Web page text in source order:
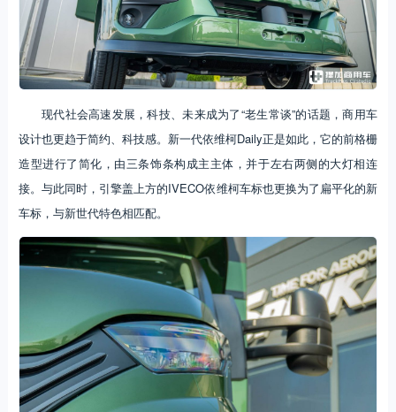
现代社会高速发展，科技、未来成为了“老生常谈”的话题，商用车
设计也更趋于简约、科技感。新一代依维柯Daily正是如此，它的前格栅
造型进行了简化，由三条饰条构成主主体，并于左右两侧的大灯相连
接。与此同时，引擎盖上方的IVECO依维柯车标也更换为了扁平化的新
车标，与新世代特色相匹配。